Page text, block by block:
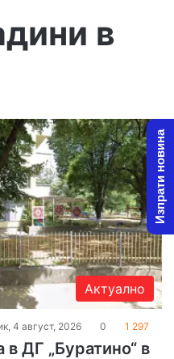
в
Актуално
4 август, 2026 0 1 297
ДГ „Буратино“ в
Изпрати новина